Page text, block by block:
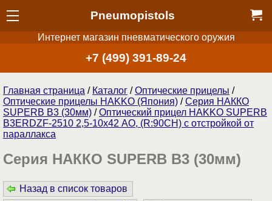
Pneumopistols
Интернет магазин пневматического оружия
+7 (499) 391-89-24
Главная страница / Каталог /Оптические прицелы /
Оптические прицелы HAKKO (Япония) /Серия НАККО
SUPERB B3 (30мм) /Оптический прицел HAKKO SUPERB
B3ERDZF-2510 2,5-10x42 АО, (R:90CH) c отстройкой от
параллакса
Серия НАККО SUPERB B3 (30мм)
Назад в список товаров